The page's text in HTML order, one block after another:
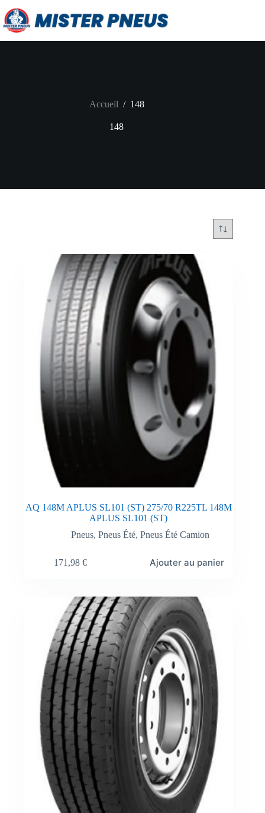
au
contenu
Accueil / 148
148
AQ 148M APLUS SL101 (ST) 275/70 R225TL 148M
APLUS SL101 (ST)
Pneus,Pneus Été,Pneus Été Camion
171,98 € Ajouter au panier